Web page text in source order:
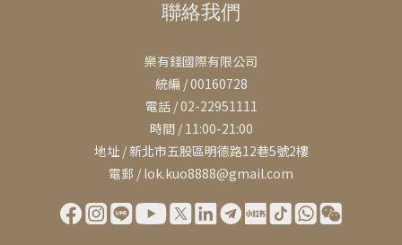
聯絡我們
樂有錢國際有限公司
統編 / 00160728
電話 / 02-22951111
時間 / 11:00-21:00
地址 / 新北市五股區明德路12巷5號2樓
電郵 / lok.kuo8888@gmail.com